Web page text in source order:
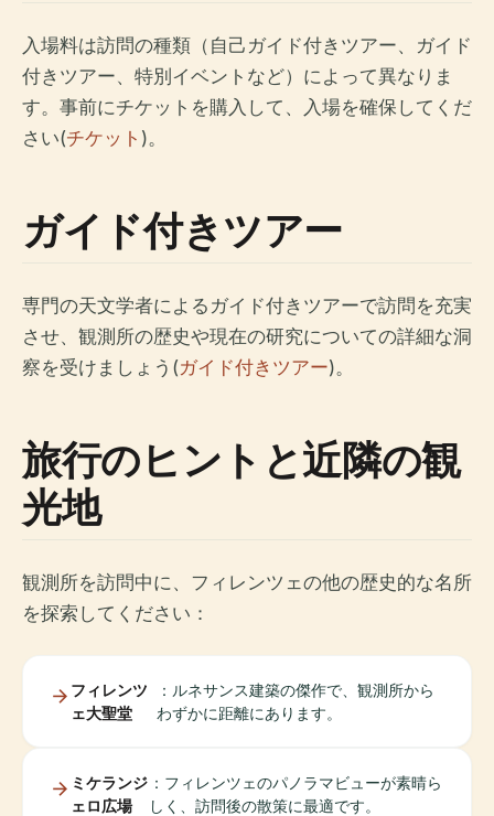
入場料は訪問の種類（自己ガイド付きツアー、ガイド
付きツアー、特別イベントなど）によって異なりま
す。事前にチケットを購入して、入場を確保してくだ
さい(チケット )。
ガイド付きツアー
専門の天文学者によるガイド付きツアーで訪問を充実
させ、観測所の歴史や現在の研究についての詳細な洞
察を受けましょう(ガイド付きツアー)。
旅行のヒントと近隣の観
光地
観測所を訪問中に、フィレンツェの他の歴史的な名所
を探索してください：
フィレンツ
ェ大聖堂
：ルネサンス建築の傑作で、観測所から
わずかに距離にあります。
ミケランジ
ェロ広場
：フィレンツェのパノラマビューが素晴ら
しく、訪問後の散策に最適です。